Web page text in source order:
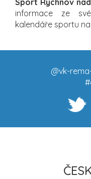
informace ze
kalendáře sportu na
@vk-